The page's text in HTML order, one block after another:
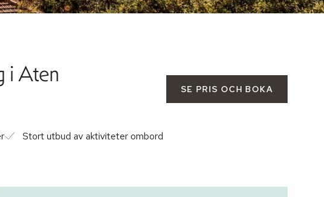
i Aten
SE PRIS OCH BOKA
Stort utbud av aktiviteter ombord